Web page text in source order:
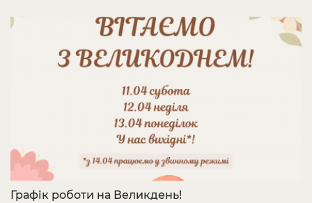
Графік роботи на Великдень!